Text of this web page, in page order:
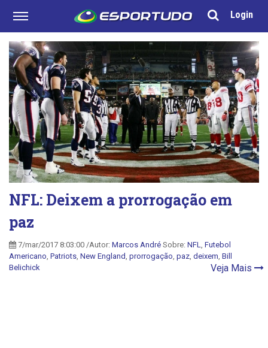
Login
NFL: Deixem a prorrogação em
paz
7/mar/2017 8:03:00 /Autor: Marcos André Sobre: NFL
Futebol
Americano Patriots New England prorrogação paz deixem Bill
Belichick
Veja Mais